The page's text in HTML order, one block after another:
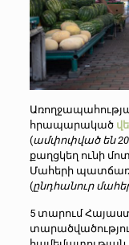
հրապարակած
(ամփոփված են
քաղցկեղ ունի մոտ
Մահերի
(ընդհանուր
5 տարում